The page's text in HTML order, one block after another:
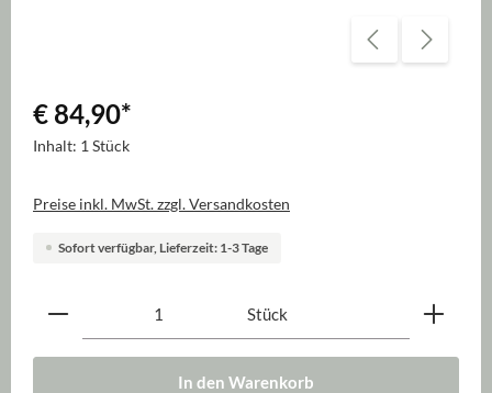
€ 84,90*
Inhalt: 1 Stück
Preise inkl. MwSt. zzgl. Versandkosten
Sofort verfügbar, Lieferzeit: 1-3 Tage
Produkt Anzahl: Gib den gewünschten Wert ein
Stück
In den Warenkorb